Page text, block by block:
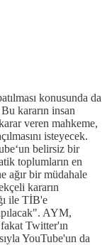
konusunda da
kararın insan
veren mahkeme,
isteyecek.
belirsiz bir
toplumların en
ağır bir müdahale
kararın
ile TİB'e
AYM,
Twitter'ın
YouTube'un da